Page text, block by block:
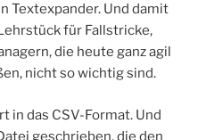
Textexpander. Und damit
für Fallstricke,
die heute ganz agil
nicht so wichtig sind.
in das CSV-Format. Und
geschrieben, die den